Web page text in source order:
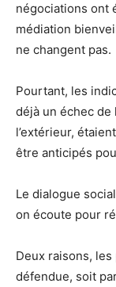
négociations ont
médiation
ne changent pas.
Pourtant, les
déjà un échec de
l’extérieur,
être anticipés
Le dialogue
on écoute pour
Deux raisons,
défendue, soit